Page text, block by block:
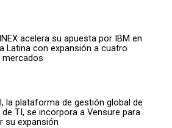
acelera su apuesta por IBM en
Latina con expansión a cuatro
mercados
la plataforma de gestión global de
TI, se incorpora a Vensure para
su expansión